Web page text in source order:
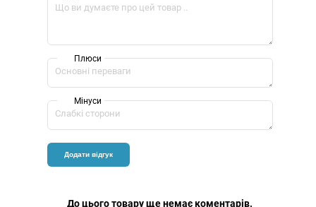
Телескоп BRESSER Automatik 80/400 GoTo
Телескоп BRESSER Junior 40/400 AZ
рюкзак
Телескоп BRESSER Junior 76/300 Smart
Телескоп BRESSER Junior Space Explorer 45/600 AZ Blue
Телескоп BRESSER Junior Space Explorer 45/600 AZ Green
Телескоп BRESSER Junior Space Explorer 45/600 AZ Red
Телескоп BRESSER Messier 5" Dobson
Плюси
Мінуси
До цього товару ще немає коментарів.